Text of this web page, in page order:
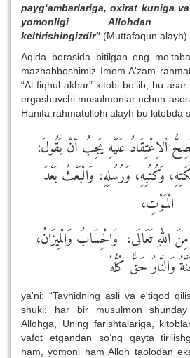
payg‘ambarlariga, oxirat kuniga
yomonligi Allohdan
keltirishingizdir” (Muttafaqun alayh).
Aqida borasida bitilgan eng
mazhabboshimiz Imom A'zam
“Al-fiqhul akbar” kitobi bo‘lib, bu
ergashuvchi musulmonlar uchun
Hanifa rahmatullohi alayh bu kitobda
اْلاِعْتِقَادُ عَلَيْهِ يَجِبُ أنْ يَقُولَ:
وَكُتُبِهِ، وَرُسُلِهِ، وَالْبَعْثُ بَعْدَ
الْمَوْتِ،
اللهِ تَعَالَى، وَالْحِسَابُ وَالْمِيزَانُ،
وَالنَّارُ حَقٌّ كُلُّهُ
ya'ni: “Tavhidning asli va e'tiqod
shuki: har bir musulmon shunday
Allohga, Uning farishtalariga,
vafot etgandan so‘ng qayta
ham, yomoni ham Alloh taolodan